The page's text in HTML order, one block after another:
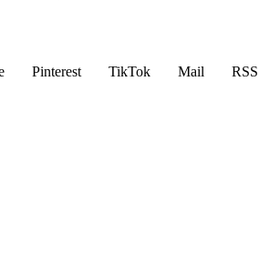
Pinterest TikTok Mail
RSS